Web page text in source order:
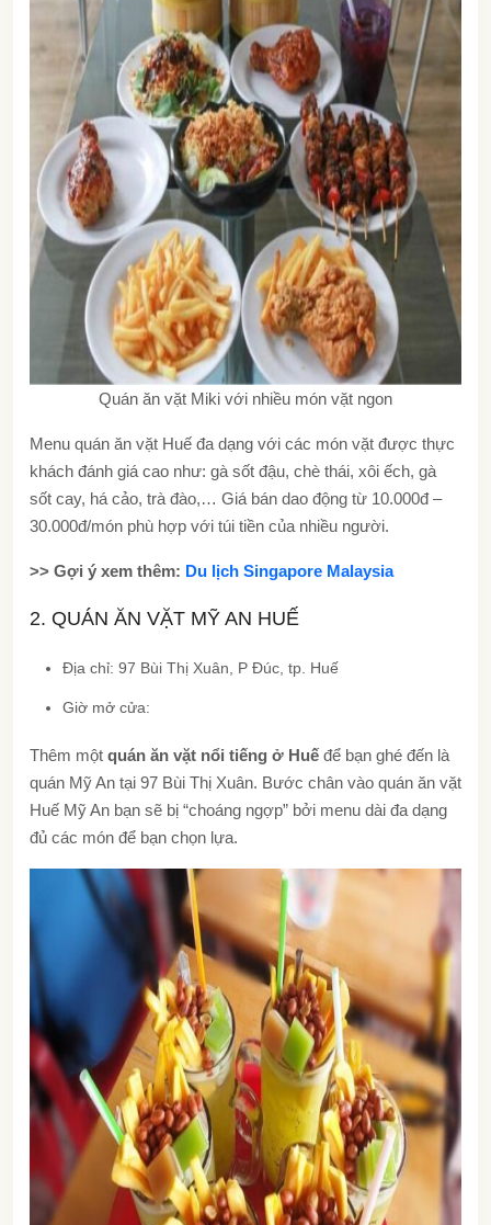
Quán ăn vặt Miki với nhiều món vặt ngon
Menu quán ăn vặt Huế đa dạng với các món vặt được thực
khách đánh giá cao như: gà sốt đậu, chè thái, xôi ếch, gà
sốt cay, há cảo, trà đào,… Giá bán dao động từ 10.000đ –
30.000đ/món phù hợp với túi tiền của nhiều người.
>> Gợi ý xem thêm: Du lịch Singapore Malaysia
2. QUÁN ĂN VẶT MỸ AN HUẾ
Địa chỉ: 97 Bùi Thị Xuân, P Đúc, tp. Huế
Giờ mở cửa:
Thêm một quán ăn vặt nổi tiếng ở Huế để bạn ghé đến là
quán Mỹ An tại 97 Bùi Thị Xuân. Bước chân vào quán ăn vặt
Huế Mỹ An bạn sẽ bị “choáng ngợp” bởi menu dài đa dạng
đủ các món để bạn chọn lựa.